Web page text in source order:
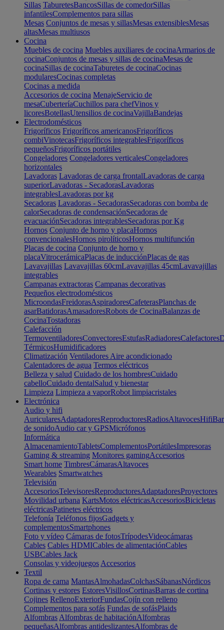
Sillas TaburetesBancosSillas de comedorSillas
infantilesComplementos para sillas
Mesas Conjuntos de mesas y sillasMesas extensiblesMesas
altasMesas multiusos
Cocina
Muebles de cocina Muebles auxiliares de cocinaArmarios de
cocinaConjuntos de mesas y sillas de cocinaMesas de
cocinaSillas de cocinaTaburetes de cocinaCocinas
modularesCocinas completas
Cocinas a medida
Accesorios de cocina MenajeServicio de
mesaCuberteríaCuchillos para chefVinos y
licoresBotellasUtensilios de cocinaVajillaBandejas
Electrodomésticos
Frigoríficos Frigoríficos americanosFrigoríficos
combiVinotecasFrigoríficos integrablesFrigoríficos
pequeñosFrigoríficos portátiles
Congeladores Congeladores verticalesCongeladores
horizontales
Lavadoras Lavadoras de carga frontalLavadoras de carga
superiorLavadoras - SecadorasLavadoras
integrablesLavadoras por kg
Secadoras Lavadoras - SecadorasSecadoras con bomba de
calorSecadoras de condensaciónSecadoras de
evacuaciónSecadoras integrablesSecadoras por Kg
Hornos Conjunto de horno y placaHornos
convencionalesHornos pirolíticosHornos multifunción
Placas de cocina Conjunto de horno y
placaVitrocerámicaPlacas de inducciónPlacas de gas
Lavavajillas Lavavajillas 60cmLavavajillas 45cmLavavajillas
integrables
Campanas extractoras Campanas decorativas
Pequeños electrodomésticos
MicroondasFreidorasAspiradoresCafeterasPlanchas de
asarBatidorasAmasadoresRobots de CocinaBalanzas de
CocinaTostadoras
Calefacción
TermoventiladoresConvectoresEstufasRadiadoresCalefactores
TérmicosHumidificadores
Climatización Ventiladores Aire acondicionado
Calentadores de agua Termos eléctricos
Belleza y salud Cuidado de los hombresCuidado
cabelloCuidado dentalSalud y bienestar
Limpieza Limpieza a vaporRobot limpiacristales
Electrónica
Audio y hifi
AuricularesAdaptadoresReproductoresRadiosAltavocesHifi
de sonidoAudio car y GPSMicrófonos
Informática
AlmacenamientoTabletsComplementosPortátilesImpresoras
Gaming & streaming Monitores gamingAccesorios
Smart home TimbresCámarasAltavoces
Wearables Smartwatches
Televisión
AccesoriosTelevisoresReproductoresAdaptadoresProyectores
Movilidad urbana KartsMotos eléctricasAccesoriosBicicletas
eléctricasPatinetes eléctricos
Telefonía Teléfonos fijosGadgets y
complementosSmartphones
Foto y vídeo Cámaras de fotosTrípodesVideocámaras
Cables Cables HDMICables de alimentaciónCables
USBCables Jack
Consolas y videojuegos Accesorios
Textil
Ropa de cama MantasAlmohadasColchasSábanasNórdicos
Cortinas y estores EstoresVisillosCortinasBarras de cortina
Cojines RellenoExteriorFundasCojín con relleno
Complementos para sofás Fundas de sofásPlaids
Alfombras Alfombras de habitaciónAlfombras
pequeñasAlfombras antideslizantesAlfombras de